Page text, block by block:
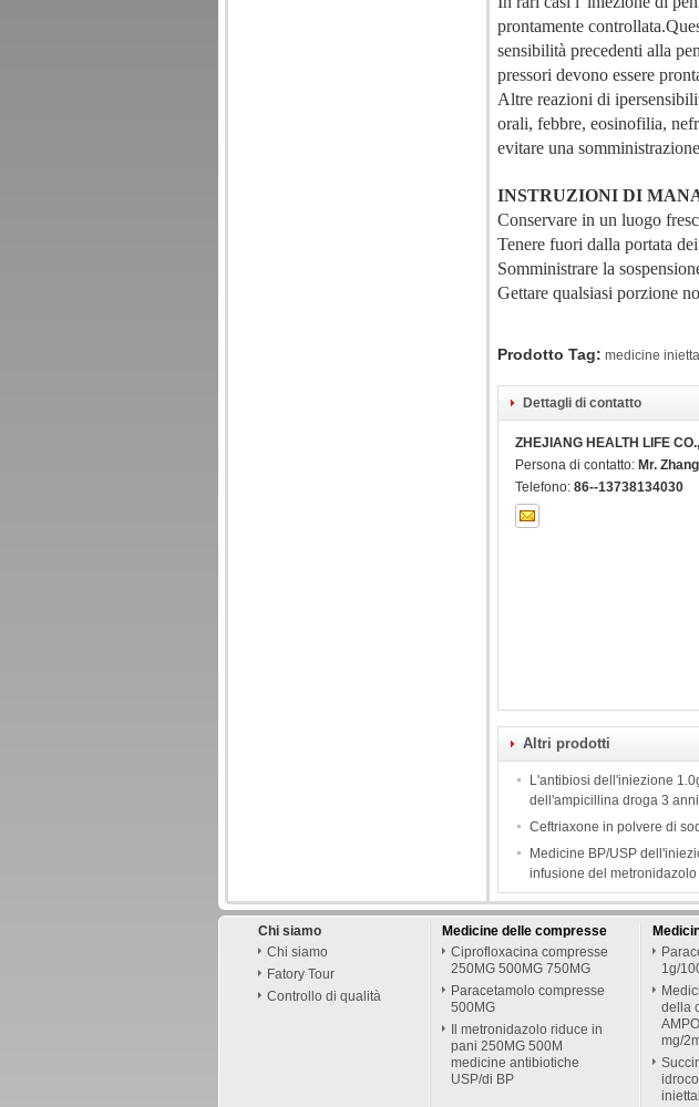
prontamente
sensibilità precedenti alla
pressori devono essere
Altre reazioni di
orali, febbre, eosinofilia,
evitare una
INSTRUZIONI DI
Conservare in un luogo
Tenere fuori dalla portata
Somministrare la
Gettare qualsiasi porzione
Prodotto Tag: medicine
Dettagli di contatto
ZHEJIANG HEALTH LIFE
Persona di contatto: Mr. Zhang
Telefono: 86--13738134030
Altri prodotti
L'antibiosi dell'iniezione
dell'ampicillina droga 3
Ceftriaxone in polvere di
Medicine BP/USP
infusione del metronidazolo
Chi siamo
Chi siamo
Fatory Tour
Controllo di qualità
Medicine delle compresse
Ciprofloxacina compresse
250MG 500MG 750MG
Paracetamolo compresse
500MG
Il metronidazolo riduce in
pani 250MG 500M
medicine antibiotiche
USP/di BP
1g/
della
mg/